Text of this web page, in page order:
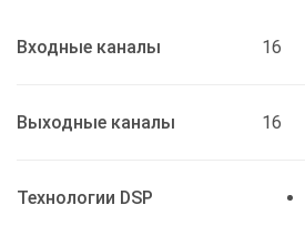
Входные каналы 16
Выходные каналы 16
Технологии DSP